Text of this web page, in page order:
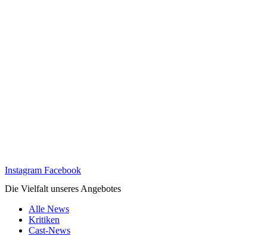
Instagram Facebook
Die Vielfalt unseres Angebotes
Alle News
Kritiken
Cast-News